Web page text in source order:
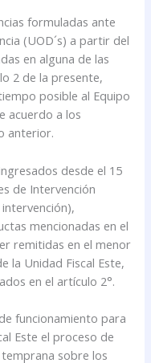
formuladas ante
(UOD´s) a partir del
en alguna de las
2 de la presente,
posible al Equipo
acuerdo a los
anterior.
desde el 15
de Intervención
mencionadas en el
remitidas en el menor
la Unidad Fiscal Este,
en el artículo 2°.
funcionamiento para
Este el proceso de
sobre los